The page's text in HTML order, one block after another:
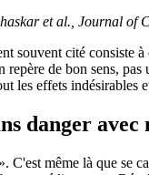
et al., Journal
souvent cité consiste
de bon sens,
les effets
danger avec
C'est même là que